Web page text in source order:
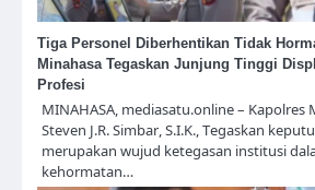
Tiga Personel Diberhentikan Tidak
Minahasa Tegaskan Junjung Tinggi
Profesi
MINAHASA, mediasatu.online – Kapolres
Steven J.R. Simbar, S.I.K., Tegaskan
merupakan wujud ketegasan institusi
kehormatan…